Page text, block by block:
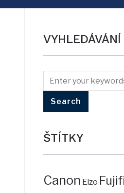
VYHLEDÁVÁNÍ
ŠTÍTKY
Canon Eizo